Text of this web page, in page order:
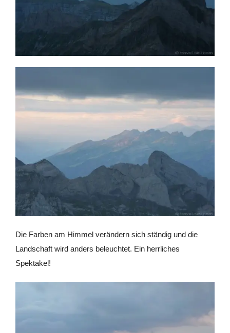
Die Farben am Himmel verändern sich ständig und die
Landschaft wird anders beleuchtet. Ein herrliches
Spektakel!